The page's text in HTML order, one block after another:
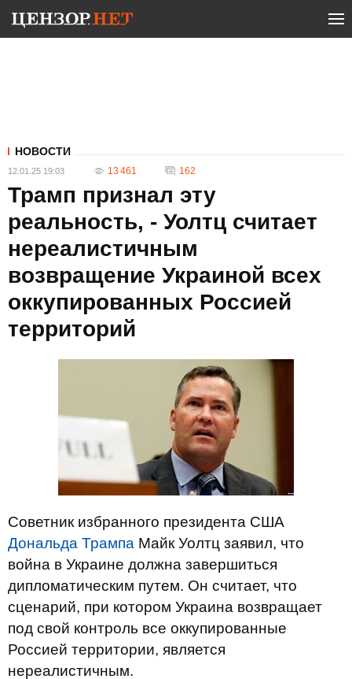
НОВОСТИ
12.01.25 19:03 13 461 162
Трамп признал эту
реальность, - Уолтц считает
нереалистичным
возвращение Украиной всех
оккупированных Россией
территорий
Советник избранного президента США
Дональда Трампа Майк Уолтц заявил, что
война в Украине должна завершиться
дипломатическим путем. Он считает, что
сценарий, при котором Украина возвращает
под свой контроль все оккупированные
Россией территории, является
нереалистичным.